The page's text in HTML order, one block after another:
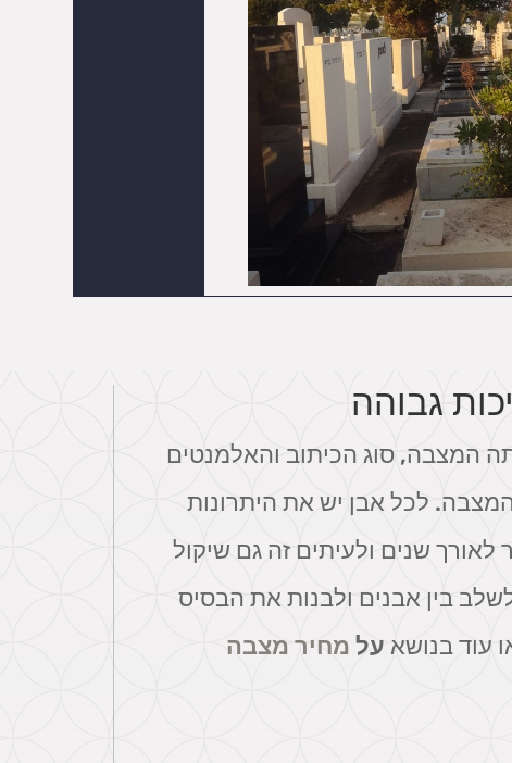
גבוהה
המצבה, סוג הכיתוב והאלמנטים
לכל אבן יש את היתרונות
לאורך שנים ולעיתים זה גם שיקול
בין אבנים ולבנות את הבסיס
עוד בנושא על מחיר מצבה